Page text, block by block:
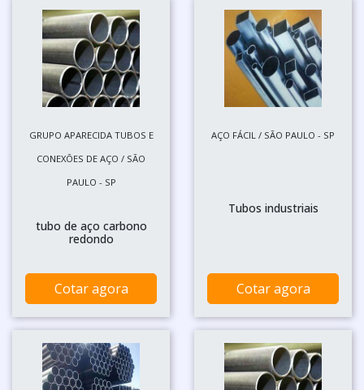
GRUPO APARECIDA TUBOS E
CONEXÕES DE AÇO / SÃO
PAULO - SP
tubo de aço carbono
redondo
Cotar agora
AÇO FÁCIL / SÃO PAULO - SP
Tubos industriais
Cotar agora